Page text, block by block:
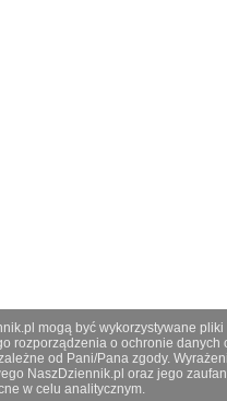
mogą być wykorzystywane
rozporządzenia o ochronie
od Pani/Pana zgody.
NaszDziennik.pl oraz jego
w celu analitycznym.